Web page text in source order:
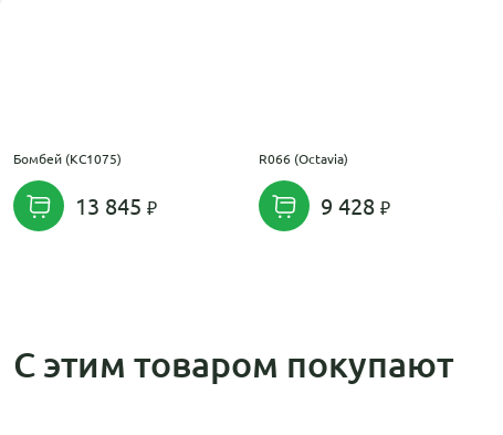
Бомбей (КС1075)
13 845
R066 (Octavia)
9 428
С этим товаром покупают